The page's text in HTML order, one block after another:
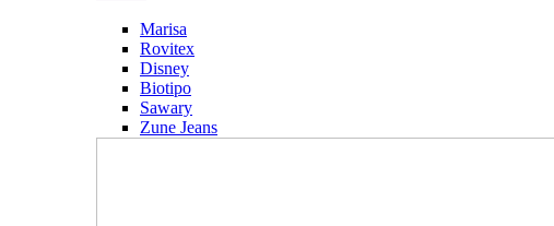
Marisa
Rovitex
Disney
Biotipo
Sawary
Zune Jeans